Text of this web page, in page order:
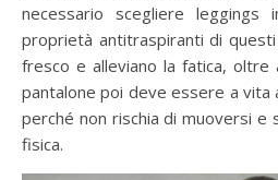
necessario scegliere leggings
proprietà antitraspiranti di
fresco e alleviano la fatica,
pantalone poi deve essere a vita
perché non rischia di muoversi e
fisica.